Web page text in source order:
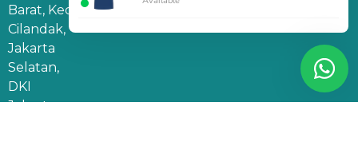
Barat, Kec.
Cilandak,
Jakarta
Selatan,
DKI
Jakarta